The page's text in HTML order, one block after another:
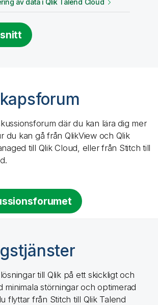
av data i Qlik Talend Cloud
där du kan lära dig mer
du kan gå från QlikViewoch Qlik
till Qlik Cloud, eller från Stitch till
.
till Qlik på ett skickligt och
minimala störningar och optimerad
flyttar från Stitch till Qlik Talend